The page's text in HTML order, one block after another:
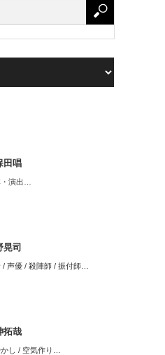
田唱
演出…
晃司
/ 声優 / 殺陣師 / 振付師…
拓哉
し / 空気作り…